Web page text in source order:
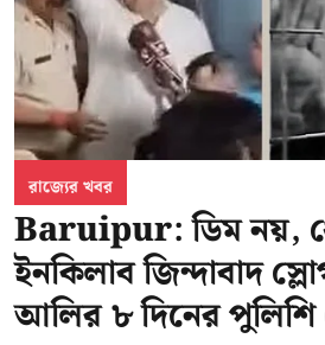
রাজ্যের খবর
Baruipur: ডিম নয়,
ইনকিলাব জিন্দাবাদ
আলির ৮ দিনের